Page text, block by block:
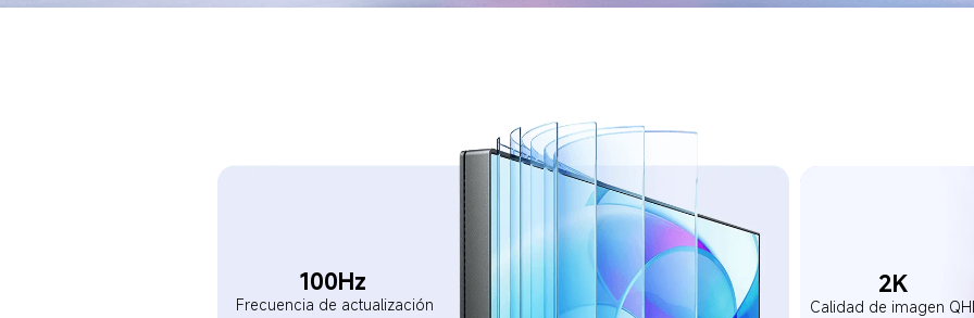
100Hz
Frecuencia de actualización
2K
Calidad de imagen